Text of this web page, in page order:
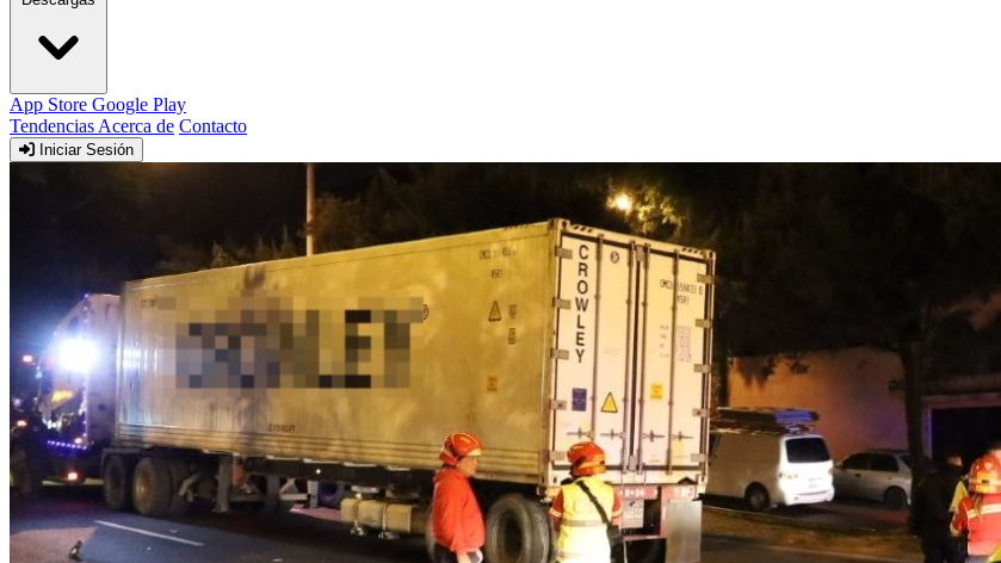
App Store Google Play
Tendencias Acerca de Contacto
Iniciar Sesión